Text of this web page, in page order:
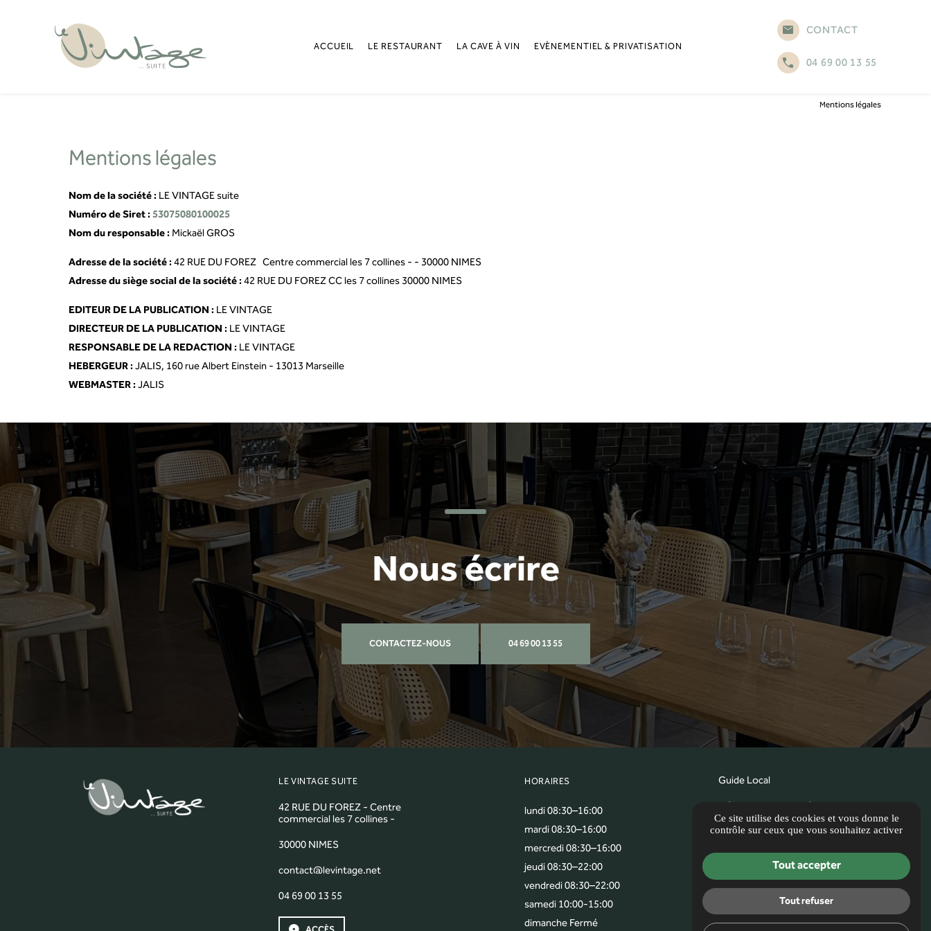
ACCUEIL LE RESTAURANT LA CAVE À VIN EVÈNEMENTIEL & PRIVATISATION
CONTACT
04 69 00 13 55
Mentions légales
Mentions légales
Nom de la société : LE VINTAGE suite
Numéro de Siret :53075080100025
Nom du responsable : Mickaël GROS
Adresse de la société :42 RUE DU FOREZ Centre commercial les 7 collines - - 30000 NIMES
Adresse du siège social de la société :42 RUE DU FOREZ CC les 7 collines 30000 NIMES
EDITEUR DE LA PUBLICATION : LE VINTAGE
DIRECTEUR DE LA PUBLICATION : LE VINTAGE
RESPONSABLE DE LA REDACTION : LE VINTAGE
HEBERGEUR :JALIS, 160 rue Albert Einstein - 13013 Marseille
WEBMASTER :JALIS
Nous écrire
CONTACTEZ-NOUS 04 69 00 13 55
LE VINTAGE SUITE
42 RUE DU FOREZ - Centre
commercial les 7 collines -
30000 NIMES
contact@levintage.net
04 69 00 13 55
HORAIRES
lundi 08:30–16:00
mardi 08:30–16:00
mercredi 08:30–16:00
jeudi 08:30–22:00
vendredi 08:30–22:00
samedi 10:00-15:00
dimanche Fermé
Guide Local
Informations complémentaires
Mentions légales
Politique de confidentialité
Gestion des cookies
Ce site utilise des cookies et vous donne le
contrôle sur ceux que vous souhaitez activer
Tout accepter
Tout refuser